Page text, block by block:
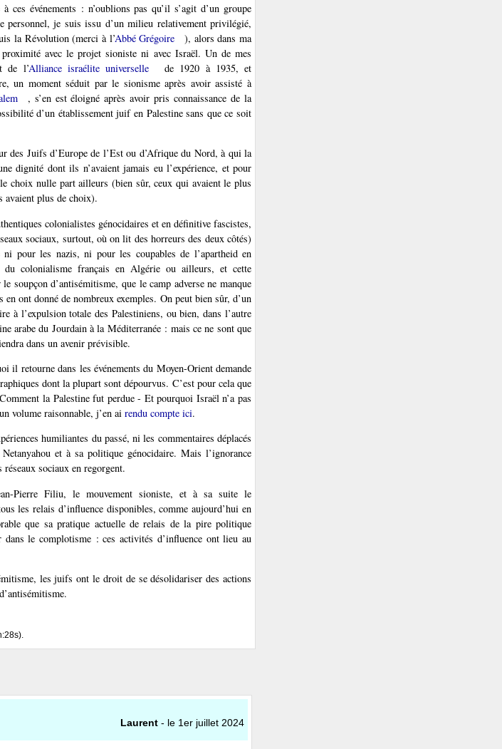
événements : n’oublions pas qu’il s’agit d’un groupe
personnel, je suis issu d’un milieu relativement privilégié,
la Révolution (merci à l’Abbé Grégoire
), alors dans ma
avec le projet sioniste ni avec Israël. Un de mes
de l’Alliance israélite universelle
de 1920 à 1935, et
un moment séduit par le sionisme après avoir assisté à
, s’en est éloigné après avoir pris connaissance de la
d’un établissement juif en Palestine sans que ce soit
des Juifs d’Europe de l’Est ou d’Afrique du Nord, à qui la
dignité dont ils n’avaient jamais eu l’expérience, et pour
choix nulle part ailleurs (bien sûr, ceux qui avaient le plus
avaient plus de choix).
colonialistes génocidaires et en définitive fascistes,
sociaux, surtout, où on lit des horreurs des deux côtés)
ni pour les nazis, ni pour les coupables de l’apartheid en
colonialisme français en Algérie ou ailleurs, et cette
soupçon d’antisémitisme, que le camp adverse ne manque
ont donné de nombreux exemples. On peut bien sûr, d’un
à l’expulsion totale des Palestiniens, ou bien, dans l’autre
arabe du Jourdain à la Méditerranée : mais ce ne sont que
dans un avenir prévisible.
il retourne dans les événements du Moyen-Orient demande
dont la plupart sont dépourvus. C’est pour cela que
la Palestine fut perdue - Et pourquoi Israël n’a pas
volume raisonnable, j’en ai rendu compte ici.
humiliantes du passé, ni les commentaires déplacés
et à sa politique génocidaire. Mais l’ignorance
sociaux en regorgent.
Pierre Filiu, le mouvement sioniste, et à sa suite le
les relais d’influence disponibles, comme aujourd’hui en
que sa pratique actuelle de relais de la pire politique
le complotisme : ces activités d’influence ont lieu au
les juifs ont le droit de se désolidariser des actions
Laurent - le 1er juillet 2024